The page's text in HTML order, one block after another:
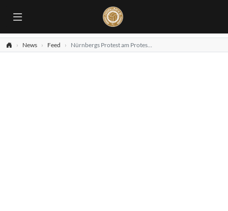
News Feed Nürnbergs Protest am Protestspieltag!